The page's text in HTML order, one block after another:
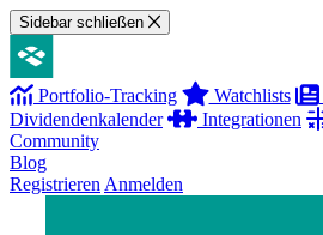
Sidebar schließen
Portfolio-Tracking Watchlists
Dividendenkalender
Integrationen
Community
Blog
Registrieren Anmelden